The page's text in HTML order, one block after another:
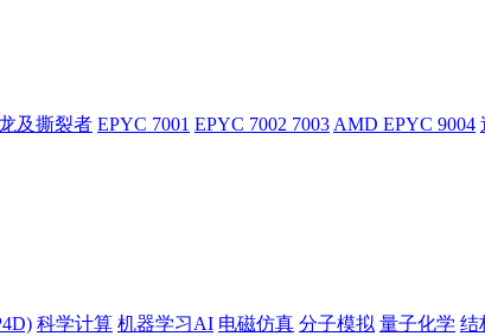
及撕裂者 EPYC 7001 EPYC 7002 7003 AMD EPYC 9004
科学计算 机器学习AI 电磁仿真 分子模拟 量子化学 结